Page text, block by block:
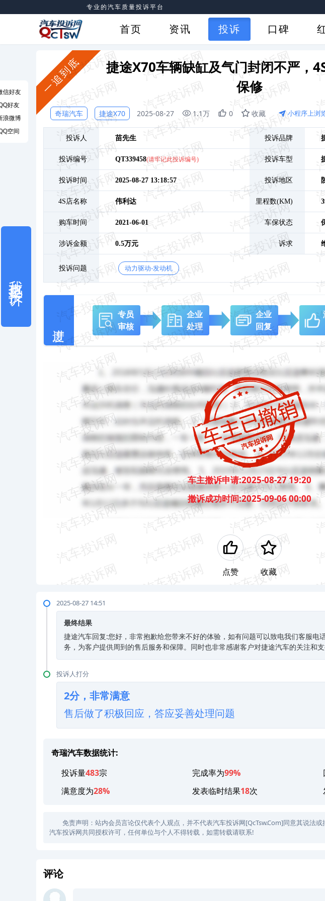
专业的汽车质量投诉平台
首页 资讯 投诉 口碑
一追到底
捷途X70车辆缺缸及气门封闭不严，
保修
奇瑞汽车 捷途X70 2025-08-27 1.1万 0 收藏 小程序上浏
投诉人 苗先生 投诉品牌
投诉编号 QT339458(请牢记此投诉编号) 投诉车型
投诉时间 2025-08-27 13:18:57 投诉地区
4S店名称 伟利达 里程数(KM)
购车时间 2021-06-01 车保状态
涉诉金额 0.5万元 诉求
投诉问题 动力驱动-发动机
专员
审核
企业
处理
企业
回复
车主撤诉申请:2025-08-27 19:20
撤诉成功时间:2025-09-06 00:00
点赞 收藏
2025-08-27 14:51
最终结果
捷途汽车回复:您好，非常抱歉给您带来不好的体验，如有问题可以致电我们客服电
务，为客户提供周到的售后服务和保障。同时也非常感谢客户对捷途汽车的关注和
投诉人打分
2分，非常满意
售后做了积极回应，答应妥善处理问题
奇瑞汽车数据统计:
投诉量483宗 完成率为99%
满意度为28% 发表临时结果18次
免责声明：站内会员言论仅代表个人观点，并不代表汽车投诉网[QcTsw.Com]同意其说法
汽车投诉网共同授权许可，任何单位与个人不得转载，如需转载请联系!
评论
信好友
好友
浪微博
空间